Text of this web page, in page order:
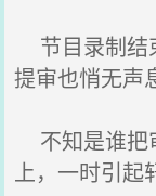
节目录制结
提审也悄无声
不知是谁把
上，一时引起